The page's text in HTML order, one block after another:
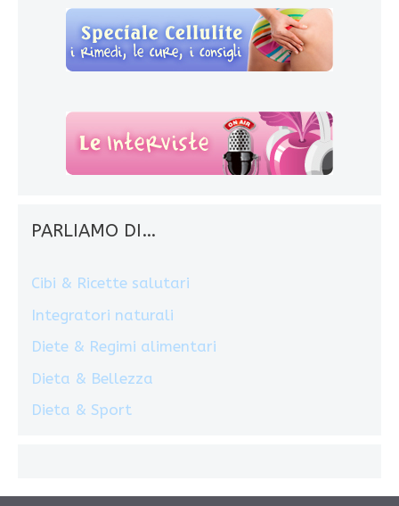
PARLIAMO DI…
Cibi & Ricette salutari
Integratori naturali
Diete & Regimi alimentari
Dieta & Bellezza
Dieta & Sport